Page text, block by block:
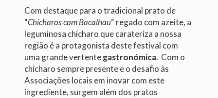
como
obter
tratamento
para
impotência
online.
Com destaque para o tradicional prato de
“Chícharos com Bacalhau“ regado com azeite, a
leguminosa chícharo que carateriza a nossa
região é a protagonista deste festival com
uma grande vertentegastronómica. Com o
chícharo sempre presente e o desafio às
Associações locais em inovar com este
ingrediente, surgem além dos pratos